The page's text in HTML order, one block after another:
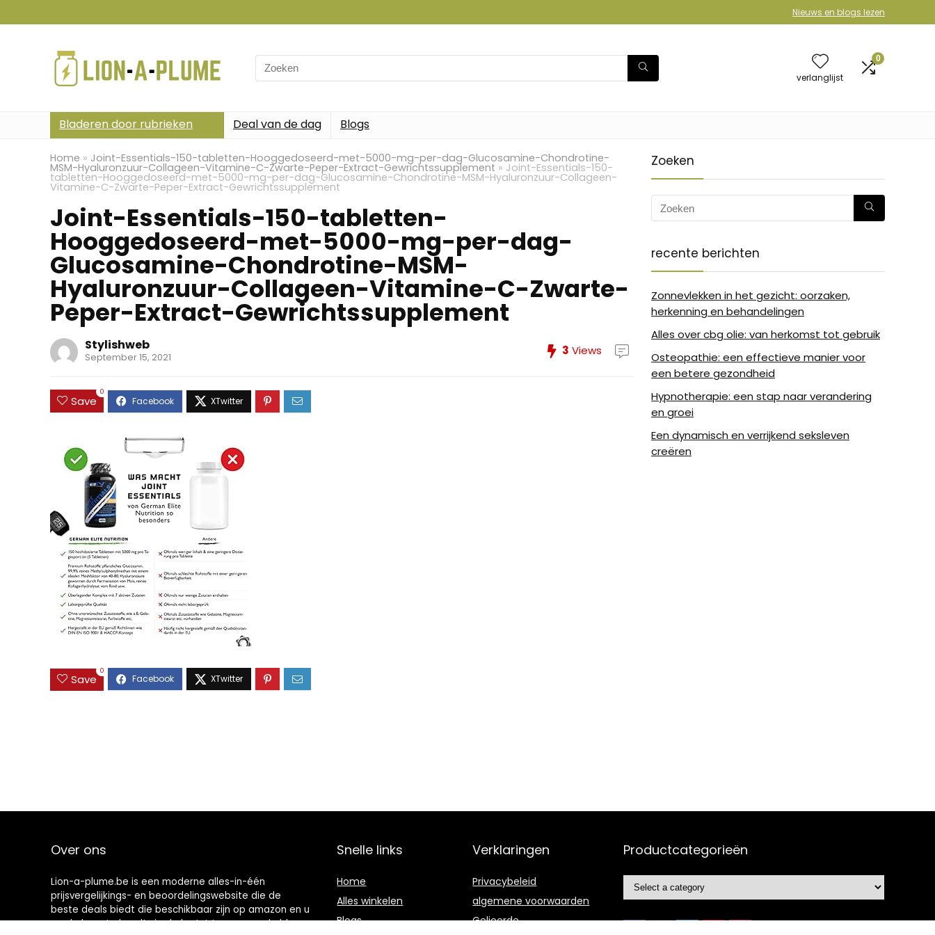
Nieuws en blogs lezen
Search
for:
verlanglijst
0
Bladeren door rubrieken Deal van de dag Blogs
Home » Joint-Essentials-150-tabletten-Hooggedoseerd-met-5000-mg-per-dag-Glucosamine-Chondrotine-
MSM-Hyaluronzuur-Collageen-Vitamine-C-Zwarte-Peper-Extract-Gewrichtssupplement » Joint-Essentials-150-
tabletten-Hooggedoseerd-met-5000-mg-per-dag-Glucosamine-Chondrotine-MSM-Hyaluronzuur-Collageen-
Vitamine-C-Zwarte-Peper-Extract-Gewrichtssupplement
Joint-Essentials-150-tabletten-
Hooggedoseerd-met-5000-mg-per-dag-
Glucosamine-Chondrotine-MSM-
Hyaluronzuur-Collageen-Vitamine-C-Zwarte-
Peper-Extract-Gewrichtssupplement
Stylishweb
September 15, 2021 3 Views
Save
0
Save
0
Zoeken
recente berichten
Zonnevlekken in het gezicht: oorzaken,
herkenning en behandelingen
Alles over cbg olie: van herkomst tot gebruik
Osteopathie: een effectieve manier voor
een betere gezondheid
Hypnotherapie: een stap naar verandering
en groei
Een dynamisch en verrijkend seksleven
creëren
Over ons
Lion-a-plume.be is een moderne alles-in-één
prijsvergelijkings- en beoordelingswebsite die de
beste deals biedt die beschikbaar zijn op amazon en u
op de hoogte houdt via de laatst toegevoegde blogs.
Snelle links
Home
Alles winkelen
Blogs
Verklaringen
Privacybeleid
algemene voorwaarden
Gelieerde
Productcategorieën